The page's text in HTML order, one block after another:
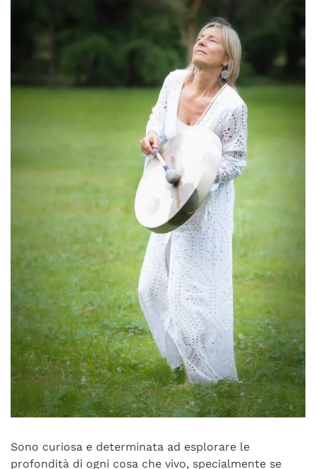
Sono curiosa e determinata ad esplorare le
profondità di ogni cosa che vivo, specialmente se